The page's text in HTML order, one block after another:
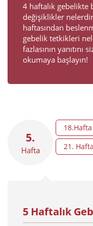
4 haftalık gebelikte
değişiklikler
haftasından
gebelik tetkikleri
fazlasının
okumaya başlayın!
5.
Hafta
5 Haftalık
18.Hafta
21. Hafta